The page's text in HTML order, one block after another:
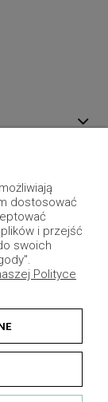
dostosować
i przejść
swoich
Polityce